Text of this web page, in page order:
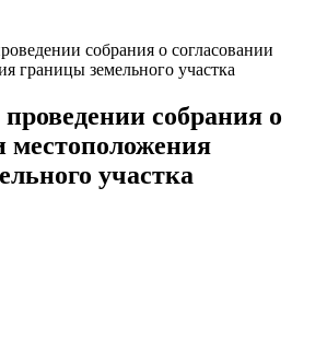
собрания о согласовании
границы земельного участка
собрания о
местоположения
участка